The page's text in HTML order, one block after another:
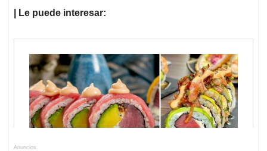
| Le puede interesar:
Anuncios.